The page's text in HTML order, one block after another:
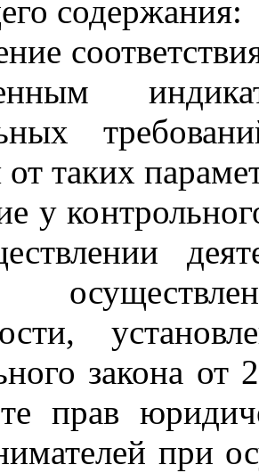
содержания:
от таких
у
закона
прав
при